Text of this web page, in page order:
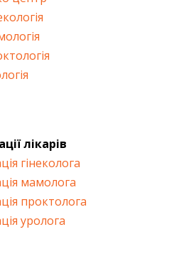
Елена Синянская
та компетентність.
лікарів
гінеколога
мамолога
проктолога
уролога